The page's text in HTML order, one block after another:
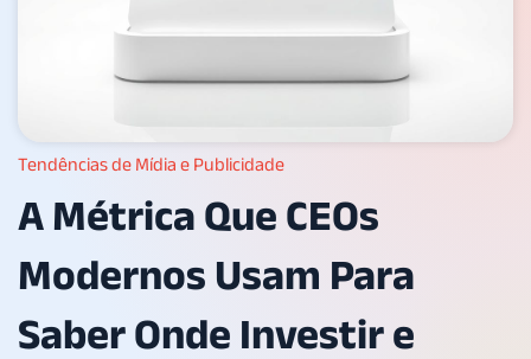
Tendências de Mídia e Publicidade
A Métrica Que CEOs
Modernos Usam Para
Saber Onde Investir e